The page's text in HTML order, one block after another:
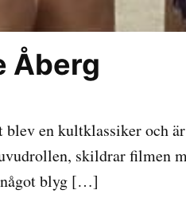
Åberg
en kultklassiker och
skildrar filmen
något blyg […]